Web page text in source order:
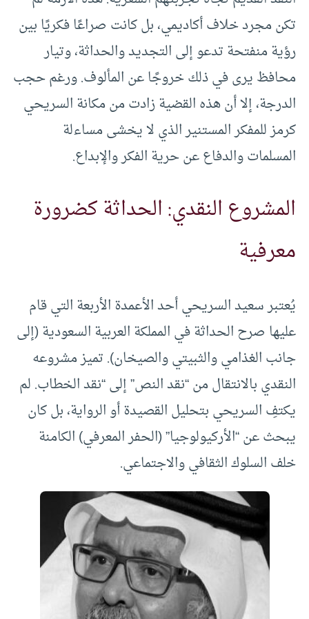
تكن مجرد خلاف أكاديمي، بل كانت صراعًا فكريًا بين
رؤية منفتحة تدعو إلى التجديد والحداثة، وتيار
محافظ يرى في ذلك خروجًا عن المألوف. ورغم حجب
الدرجة، إلا أن هذه القضية زادت من مكانة السريحي
كرمز للمفكر المستنير الذي لا يخشى مساءلة
المسلمات والدفاع عن حرية الفكر والإبداع.
المشروع النقدي: الحداثة كضرورة
معرفية
يُعتبر سعيد السريحي أحد الأعمدة الأربعة التي قام
عليها صرح الحداثة في المملكة العربية السعودية (إلى
جانب الغذامي والثبيتي والصيخان). تميز مشروعه
النقدي بالانتقال من “نقد النص” إلى “نقد الخطاب. لم
يكتفِ السريحي بتحليل القصيدة أو الرواية، بل كان
يبحث عن “الأركيولوجيا” (الحفر المعرفي) الكامنة
خلف السلوك الثقافي والاجتماعي.